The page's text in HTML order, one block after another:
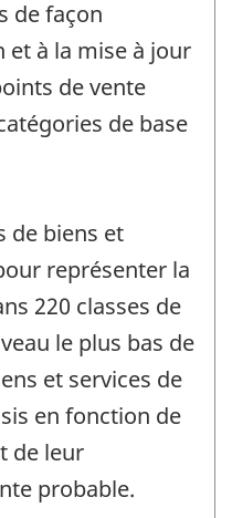
de façon
à la mise à jour
de vente
de base
de biens et
représenter la
220 classes de
le plus bas de
et services de
en fonction de
de leur
probable.